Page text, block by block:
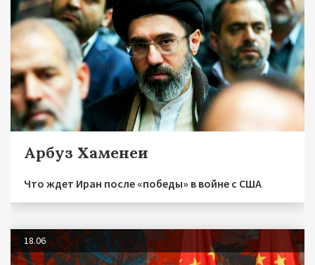
Арбуз Хаменеи
Что ждет Иран после «победы» в войне с США
18.06